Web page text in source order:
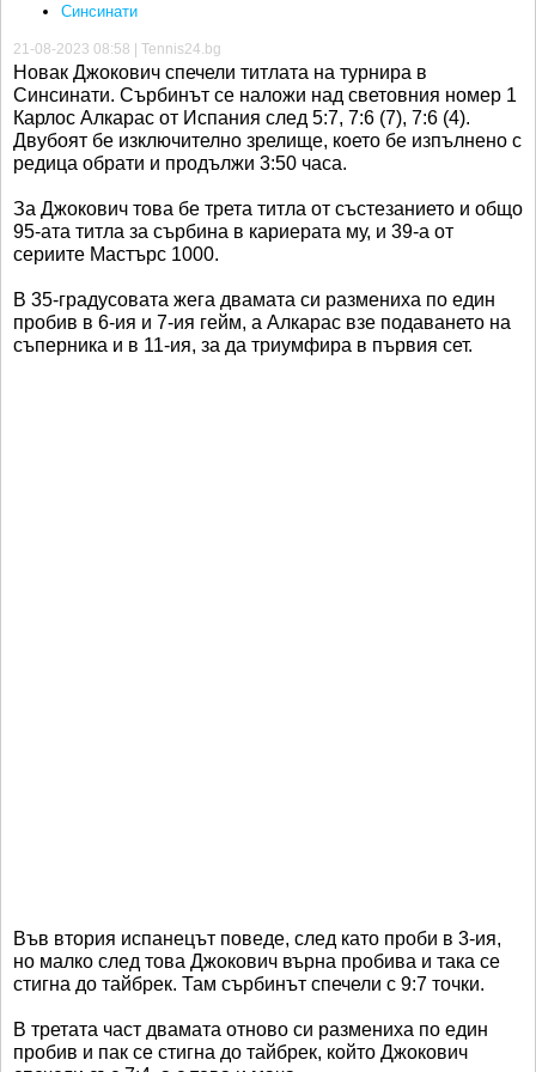
Синсинати
21-08-2023 08:58 | Tennis24.bg
Новак Джокович спечели титлата на турнира в
Синсинати. Сърбинът се наложи над световния номер 1
Карлос Алкарас от Испания след 5:7, 7:6 (7), 7:6 (4).
Двубоят бе изключително зрелище, което бе изпълнено с
редица обрати и продължи 3:50 часа.
За Джокович това бе трета титла от състезанието и общо
95-ата титла за сърбина в кариерата му, и 39-а от
сериите Мастърс 1000.
В 35-градусовата жега двамата си размениха по един
пробив в 6-ия и 7-ия гейм, а Алкарас взе подаването на
съперника и в 11-ия, за да триумфира в първия сет.
Във втория испанецът поведе, след като проби в 3-ия,
но малко след това Джокович върна пробива и така се
стигна до тайбрек. Там сърбинът спечели с 9:7 точки.
В третата част двамата отново си размениха по един
пробив и пак се стигна до тайбрек, който Джокович